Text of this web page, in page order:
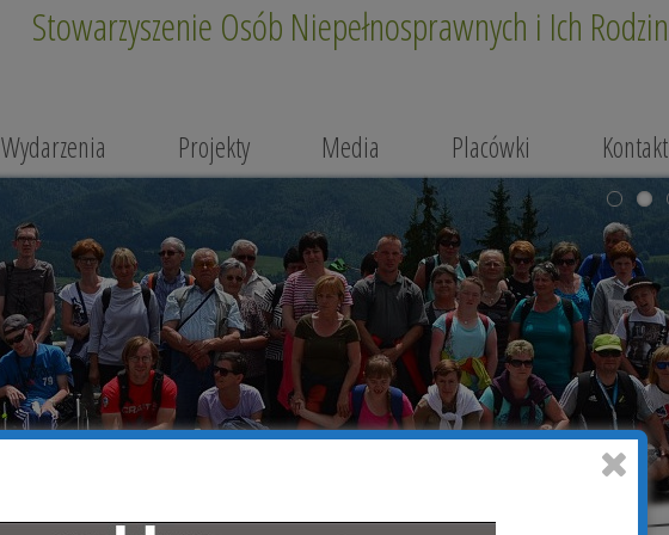
Stowarzyszenie Osób Niepełnosprawnych i Ich Rodzin
Wydarzenia Projekty Media Placówki Kontakt